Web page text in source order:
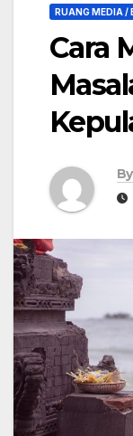
RUANG MEDIA /
Cara
By